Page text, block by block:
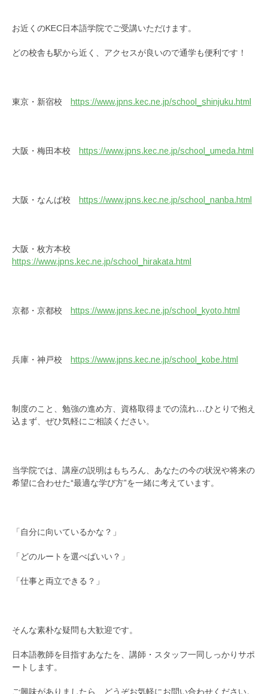
お近くのKEC日本語学院でご受講いただけます。
どの校舎も駅から近く、アクセスが良いので通学も便利です！
東京・新宿校 https://www.jpns.kec.ne.jp/school_shinjuku.html
大阪・梅田本校 https://www.jpns.kec.ne.jp/school_umeda.html
大阪・なんば校 https://www.jpns.kec.ne.jp/school_nanba.html
大阪・枚方本校
https://www.jpns.kec.ne.jp/school_hirakata.html
京都・京都校 https://www.jpns.kec.ne.jp/school_kyoto.html
兵庫・神戸校 https://www.jpns.kec.ne.jp/school_kobe.html
制度のこと、勉強の進め方、資格取得までの流れ…ひとりで抱え
込まず、ぜひ気軽にご相談ください。
当学院では、講座の説明はもちろん、あなたの今の状況や将来の
希望に合わせた“最適な学び方”を一緒に考えています。
「自分に向いているかな？」
「どのルートを選べばいい？」
「仕事と両立できる？」
そんな素朴な疑問も大歓迎です。
日本語教師を目指すあなたを、講師・スタッフ一同しっかりサポ
ートします。
ご興味がありましたら、どうぞお気軽にお問い合わせください。